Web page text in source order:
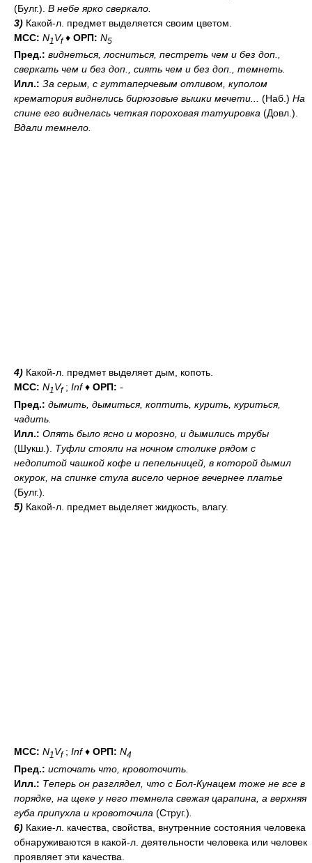
(Булг.). В небе ярко сверкало.
3) Какой-л. предмет выделяется своим цветом.
МСС: N1 Vf ♦ ОРП: N5
Пред.: виднеться, лосниться, пестреть чем и без доп.,
сверкать чем и без доп., сиять чем и без доп., темнеть.
Илл.: За серым, с гуттаперчевым отливом, куполом
крематория виднелись бирюзовые вышки мечети... (Наб.) На
спине его виднелась четкая пороховая татуировка (Довл.).
Вдали темнело.
4) Какой-л. предмет выделяет дым, копоть.
МСС: N1 Vf; Inf ♦ ОРП: -
Пред.: дымить, дымиться, коптить, курить, куриться,
чадить.
Илл.: Опять было ясно и морозно, и дымились трубы
(Шукш.). Туфли стояли на ночном столике рядом с
недопитой чашкой кофе и пепельницей, в которой дымил
окурок, на спинке стула висело черное вечернее платье
(Булг.)
5) Какой-л. предмет выделяет жидкость, влагу.
МСС: N1 Vf; Inf ♦ ОРП: N4
Пред.: источать что , кровоточить.
Илл.: Теперь он разглядел, что с Бол-Кунацем тоже не все в
порядке, на щеке у него темнела свежая царапина, а верхняя
губа припухла и кровоточила (Струг.)
6) Какие-л. качества, свойства, внутренние состояния человека
обнаруживаются в какой-л. деятельности человека или человек
проявляет эти качества.